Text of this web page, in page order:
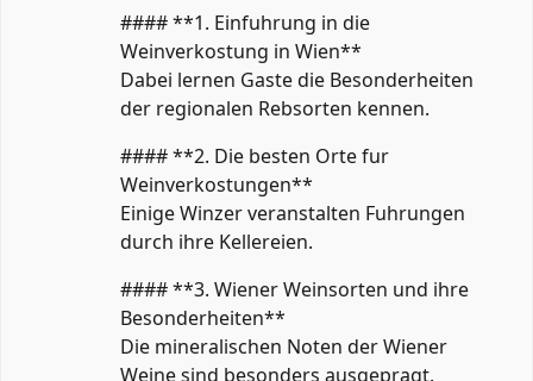
#### **1. Einfuhrung in die
Weinverkostung in Wien**
Dabei lernen Gaste die Besonderheiten
der regionalen Rebsorten kennen.
#### **2. Die besten Orte fur
Weinverkostungen**
Einige Winzer veranstalten Fuhrungen
durch ihre Kellereien.
#### **3. Wiener Weinsorten und ihre
Besonderheiten**
Die mineralischen Noten der Wiener
Weine sind besonders ausgepragt.